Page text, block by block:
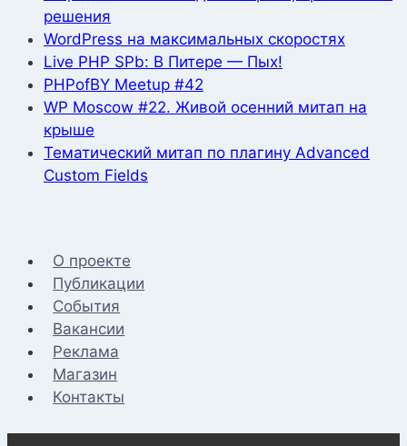
решения
WordPress на максимальных скоростях
Live PHP SPb: В Питере — Пых!
PHPofBY Meetup #42
WP Moscow #22. Живой осенний митап на
крыше
Тематический митап по плагину Advanced
Custom Fields
О проекте
Публикации
События
Вакансии
Реклама
Магазин
Контакты